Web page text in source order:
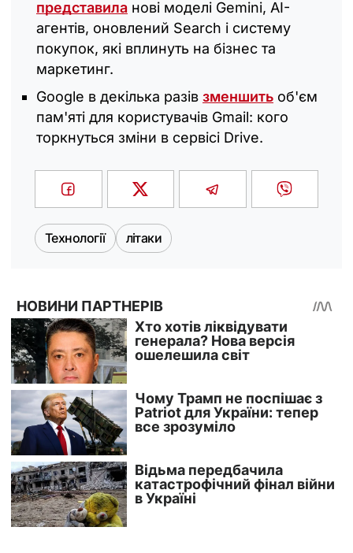
представила нові моделі Gemini, AI-
агентів, оновлений Search і систему
покупок, які вплинуть на бізнес та
маркетинг.
Google в декілька разів зменшить об'єм
пам'яті для користувачів Gmail: кого
торкнуться зміни в сервісі Drive.
Технології літаки